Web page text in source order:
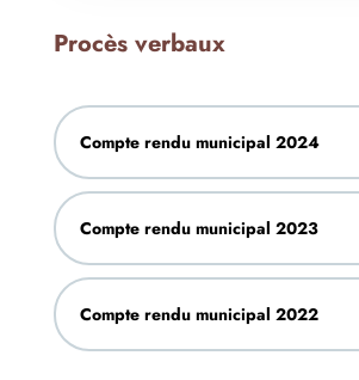
Procès verbaux
Compte rendu municipal 2024
Compte rendu municipal 2023
Compte rendu municipal 2022